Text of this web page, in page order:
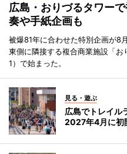
広島・おりづるタワー
奏や手紙企画も
被爆81年に合わせた特別企画が8
東側に隣接する複合商業施設「
1）で始まった。
見る・遊ぶ
広島でトレイル
2027年4月に初